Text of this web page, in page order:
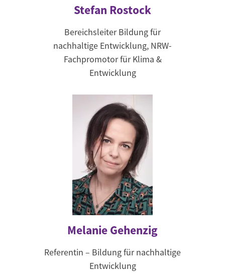
Stefan Rostock
Bereichsleiter Bildung für
nachhaltige Entwicklung, NRW-
Fachpromotor für Klima &
Entwicklung
Melanie Gehenzig
Referentin – Bildung für nachhaltige
Entwicklung